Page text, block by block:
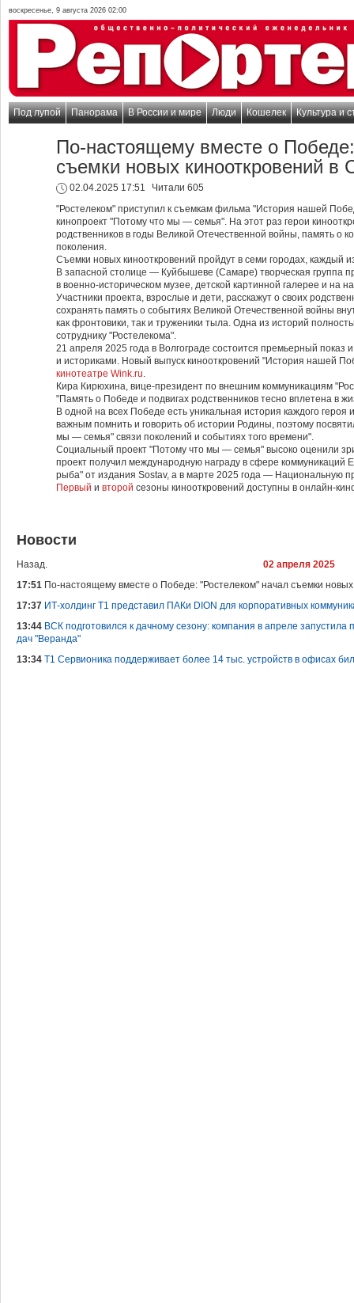
воскресенье, 9 августа 2026 02:00
Под лупой Панорама В России и мире Люди Кошелек Культура и
По-настоящему вместе о
съемки новых кинооткровений в
02.04.2025 17:51
Читали 605
"Ростелеком" приступил к съемкам фильма "История нашей
кинопроект "Потому что мы — семья". На этот раз герои
родственников в годы Великой Отечественной войны, память о
поколения.
Съемки новых кинооткровений пройдут в семи городах, каждый
В запасной столице — Куйбышеве (Самаре) творческая группа
в военно-историческом музее, детской картинной галерее и на
Участники проекта, взрослые и дети, расскажут о своих
сохранять память о событиях Великой Отечественной войны
как фронтовики, так и труженики тыла. Одна из историй
сотруднику "Ростелекома".
21 апреля 2025 года в Волгограде состоится премьерный показ
и историками. Новый выпуск кинооткровений "История нашей
кинотеатре Wink.ru.
Кира Кирюхина, вице-президент по внешним коммуникациям
"Память о Победе и подвигах родственников тесно вплетена в
В одной на всех Победе есть уникальная история каждого героя
важным помнить и говорить об истории Родины, поэтому
мы — семья" связи поколений и событиях того времени".
Социальный проект "Потому что мы — семья" высоко оценили
проект получил международную награду в сфере
рыба" от издания Sostav, а в марте 2025 года — Национальную
Первый и второй сезоны кинооткровений доступны в онлайн-
Новости
Назад.
02 апреля 2025
17:51 По-настоящему вместе о Победе: "Ростелеком" начал съемки
17:37 ИТ-холдинг Т1 представил ПАКи DION для корпоративных
13:44 ВСК подготовился к дачному сезону: компания в апреле
дач "Веранда"
13:34 Т1 Сервионика поддерживает более 14 тыс. устройств в офисах